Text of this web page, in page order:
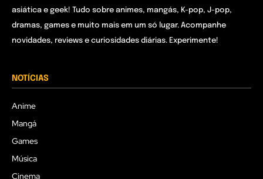
asiática e geek! Tudo sobre animes, mangás, K-pop, J-pop,
dramas, games e muito mais em um só lugar. Acompanhe
novidades, reviews e curiosidades diárias. Experimente!
NOTÍCIAS
Anime
Mangá
Games
Música
Cinema